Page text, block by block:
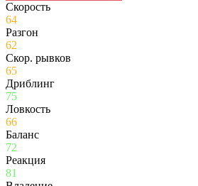
Скорость
64
Разгон
62
Скор. рывков
65
Дриблинг
75
Ловкость
66
Баланс
72
Реакция
81